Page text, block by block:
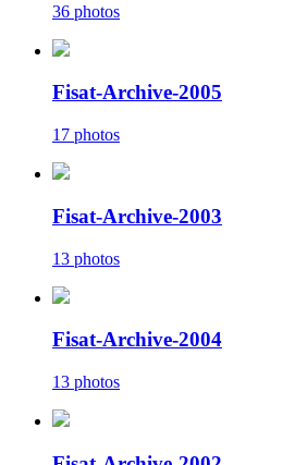
36 photos
Fisat-Archive-2005
17 photos
Fisat-Archive-2003
13 photos
Fisat-Archive-2004
13 photos